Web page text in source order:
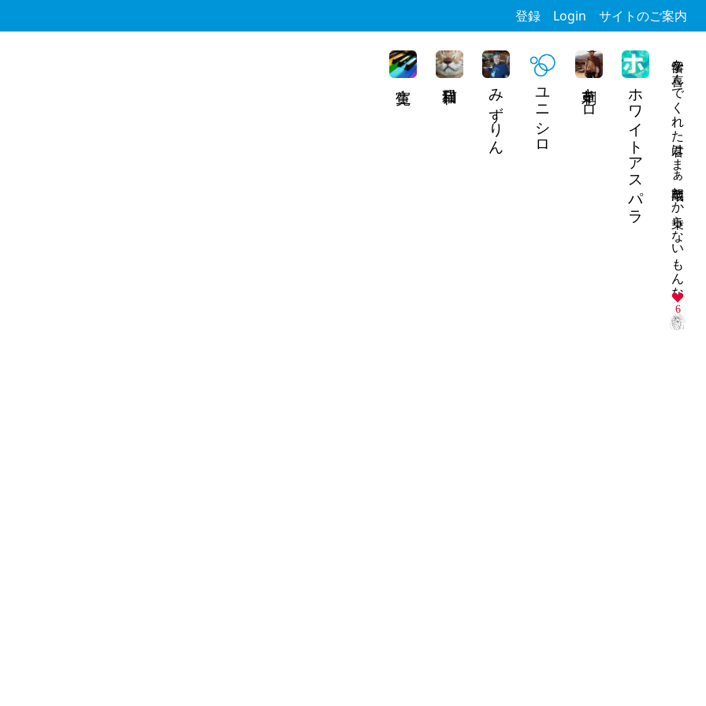
登録 Login サイトのご案内
留学を喜んでくれた君はまぁ半蔵門しか乗らないもんな
6
ホワイトアスパラ
刺草キロ
ユニシロ
みずりん